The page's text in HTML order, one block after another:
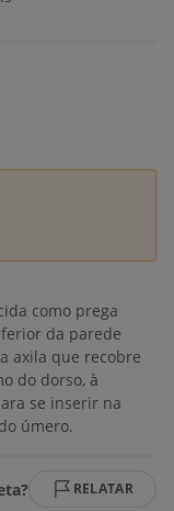
como prega
da parede
axila que recobre
do dorso, à
se inserir na
úmero.
RELATAR